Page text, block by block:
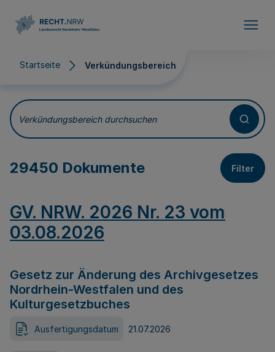
Startseite Verkündungsbereich
Verkündungsbereich
Verkündungsbereich durchsuchen
29450 Dokumente Filter
GV. NRW. 2026 Nr. 23 vom
03.08.2026
Gesetz zur Änderung des Archivgesetzes
Nordrhein-Westfalen und des
Kulturgesetzbuches
Ausfertigungsdatum 21.07.2026